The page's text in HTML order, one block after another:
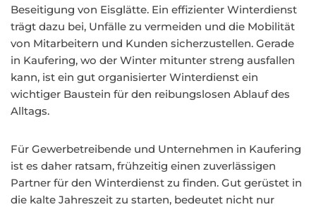
Beseitigung von Eisglätte. Ein effizienter Winterdienst
trägt dazu bei, Unfälle zu vermeiden und die Mobilität
von Mitarbeitern und Kunden sicherzustellen. Gerade
in Kaufering, wo der Winter mitunter streng ausfallen
kann, ist ein gut organisierter Winterdienst ein
wichtiger Baustein für den reibungslosen Ablauf des
Alltags.
Für Gewerbetreibende und Unternehmen in Kaufering
ist es daher ratsam, frühzeitig einen zuverlässigen
Partner für den Winterdienst zu finden. Gut gerüstet in
die kalte Jahreszeit zu starten, bedeutet nicht nur